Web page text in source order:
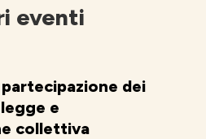
eventi
dei
e
collettiva